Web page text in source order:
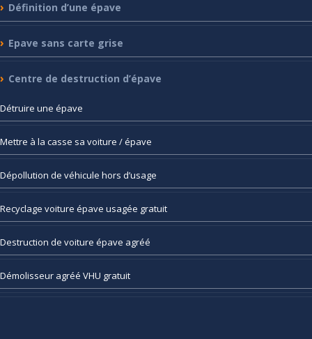
Définition d’une épave
Epave sans carte grise
Centre de destruction d’épave
Détruire une épave
Mettre à la casse sa voiture / épave
Dépollution de véhicule hors d’usage
Recyclage voiture épave usagée gratuit
Destruction de voiture épave agréé
Démolisseur agréé VHU gratuit